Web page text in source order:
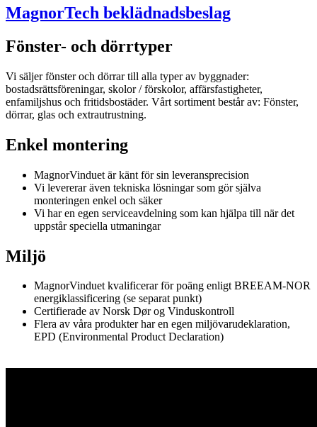
MagnorTech beklädnadsbeslag
Fönster- och dörrtyper
Vi säljer fönster och dörrar till alla typer av byggnader:
bostadsrättsföreningar, skolor / förskolor, affärsfastigheter,
enfamiljshus och fritidsbostäder. Vårt sortiment består av: Fönster,
dörrar, glas och extrautrustning.
Enkel montering
MagnorVinduet är känt för sin leveransprecision
Vi levererar även tekniska lösningar som gör själva
monteringen enkel och säker
Vi har en egen serviceavdelning som kan hjälpa till när det
uppstår speciella utmaningar
Miljö
MagnorVinduet kvalificerar för poäng enligt BREEAM-NOR
energiklassificering (se separat punkt)
Certifierade av Norsk Dør og Vinduskontroll
Flera av våra produkter har en egen miljövarudeklaration,
EPD (Environmental Product Declaration)